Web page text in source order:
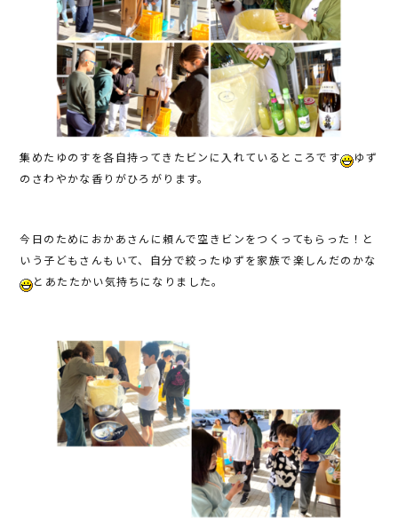
集めたゆのすを各自持ってきたビンに入れているところです
ゆず
のさわやかな香りがひろがります。
今日のためにおかあさんに頼んで空きビンをつくってもらった！と
いう子どもさんもいて、自分で絞ったゆずを家族で楽しんだのかな
とあたたかい気持ちになりました。